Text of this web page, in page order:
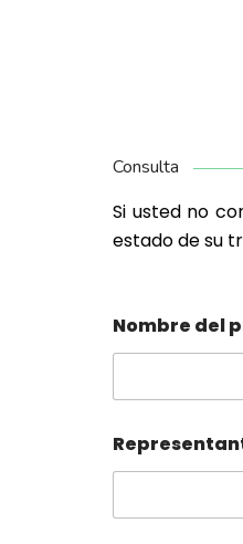
Consulta
Si usted no
estado de su
Nombre del